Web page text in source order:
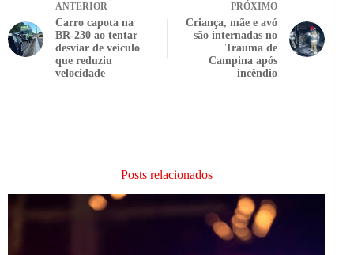
ANTERIOR
Carro capota na
BR-230 ao tentar
desviar de veículo
que reduziu
velocidade
PRÓXIMO
Criança, mãe e avó
são internadas no
Trauma de
Campina após
incêndio
Posts relacionados